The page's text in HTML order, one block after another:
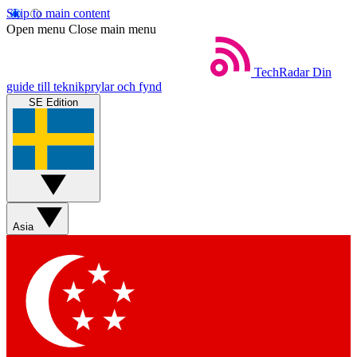
Skip to main content
Open menu Close main menu
TechRadar Din
guide till teknikprylar och fynd
SE Edition
Asia